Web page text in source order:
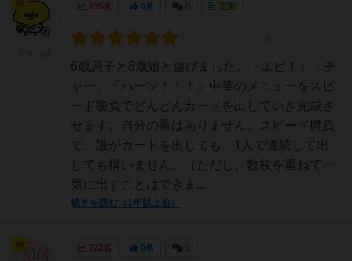
235名 0名 充実
6歳息子と8歳娘と遊びました。「エビ！」「チ
ャー」「ハーン！！！」中華のメニューをスピ
ード勝負でどんどんカードを出していき完成さ
せます。自分の番はありません。スピード勝負
で、誰がカードを出しても、1人で連続して出
しても構いません。（ただし、数枚を重ねて一
気に出すことはできま...
続きを読む（1年以上前）
222名 0名